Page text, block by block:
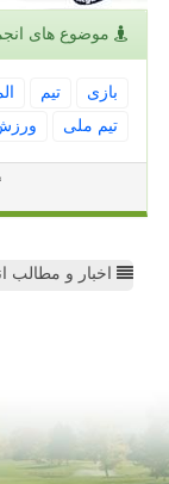
موضوع های
بازی تیم
تیم ملی
اخبار و مطالب